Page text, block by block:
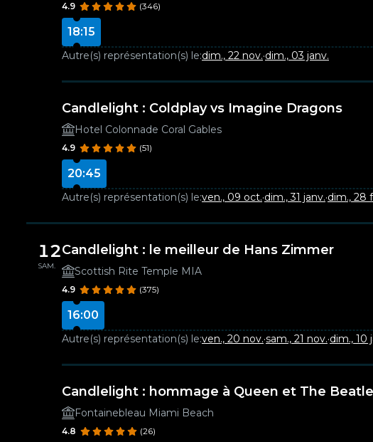
4.9 (346)
18:15
Autre(s) représentation(s) le:dim., 22 nov.·dim., 03 janv.
Candlelight : Coldplay vs Imagine Dragons
Hotel Colonnade Coral Gables
4.9 (51)
20:45
Autre(s) représentation(s) le:ven., 09 oct.·dim., 31 janv.·dim., 28
12
SAM.
Candlelight : le meilleur de Hans Zimmer
Scottish Rite Temple MIA
4.9 (375)
16:00
Autre(s) représentation(s) le:ven., 20 nov.·sam., 21 nov.·dim., 10
Candlelight : hommage à Queen et The
Fontainebleau Miami Beach
4.8 (26)